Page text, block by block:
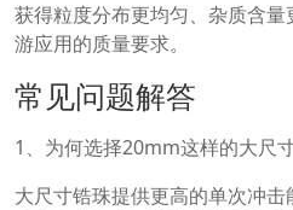
获得粒度分布更均匀、杂质含
游应用的质量要求。
常见问题解答
1、为何选择20mm这样的大尺
大尺寸锆珠提供更高的单次冲